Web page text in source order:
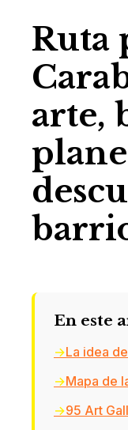
Ruta
arte,
En este
La idea
Mapa de
95 Art